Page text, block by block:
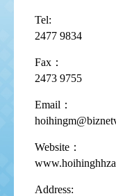
Tel:
2477 9834
Fax：
2473 9755
Email：
Website：
Address: